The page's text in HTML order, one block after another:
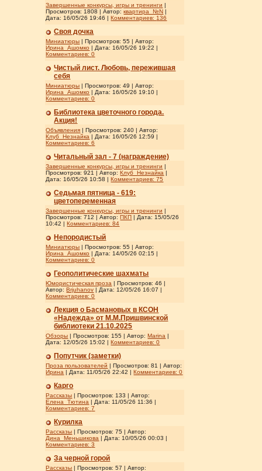
Завершенные конкурсы, игры и тренинги |
Просмотров: 1808 | Автор:квартира_№N |
Дата: 16/05/26 19:46 |Комментариев: 136
Своя дочка
Миниатюры | Просмотров: 55 | Автор:
Ирина_Ашомко | Дата: 16/05/26 19:22 |
Комментариев:0
Чистый лист. Любовь, пережившая
себя
Миниатюры | Просмотров: 49 | Автор:
Ирина_Ашомко | Дата: 16/05/26 19:10 |
Комментариев:0
Библиотека цветочного города.
Акция!
Объявления | Просмотров: 240 | Автор:
Клуб_Незнайка | Дата: 16/05/26 12:59 |
Комментариев:6
Читальный зал - 7 (награждение)
Завершенные конкурсы, игры и тренинги |
Просмотров: 921 | Автор:Клуб_Незнайка |
Дата: 16/05/26 10:58 |Комментариев:75
Седьмая пятница - 619:
цветопеременная
Завершенные конкурсы, игры и тренинги |
Просмотров: 712 | Автор:ПКП | Дата: 15/05/26
10:42 |Комментариев:84
Непородистый
Миниатюры | Просмотров: 55 | Автор:
Ирина_Ашомко | Дата: 14/05/26 02:15 |
Комментариев:0
Геополитические шахматы
Юмористическая проза | Просмотров: 46 |
Автор:Brjuhanov | Дата: 12/05/26 16:07 |
Комментариев:0
Лекция о Басмановых в КСОН
«Надежда» от М.М.Пришвинской
библиотеки 21.10.2025
Обзоры | Просмотров: 155 | Автор:Marina |
Дата: 12/05/26 15:02 |Комментариев:0
Попутчик (заметки)
Проза пользователей | Просмотров: 81 | Автор:
Ирина | Дата: 11/05/26 22:42 |Комментариев:0
Карго
Рассказы | Просмотров: 133 | Автор:
Елена_Тютина | Дата: 11/05/26 11:36 |
Комментариев:7
Курилка
Рассказы | Просмотров: 75 | Автор:
Дина_Меньшикова | Дата: 10/05/26 00:03 |
Комментариев:3
За черной горой
Рассказы | Просмотров: 57 | Автор: